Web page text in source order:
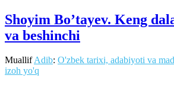
Shoyim Bo’tayev. Keng
va beshinchi
MuallifAdib: O'zbek tarixi, adabiyoti va
izoh yo'q